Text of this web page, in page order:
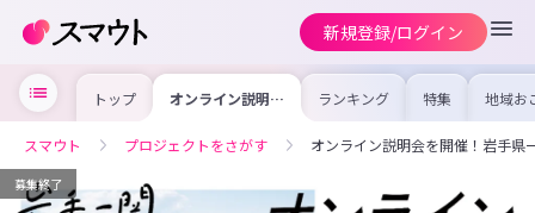
新規登録/ログイン
トップ オンライン説明会
を開催！岩手県一
協力隊18名募
集！
ランキング 特集 地域お
の求
を集め
事内容
を比較
スマウト プロジェクトをさがす オンライン説明会を開催！岩手県
募集終了